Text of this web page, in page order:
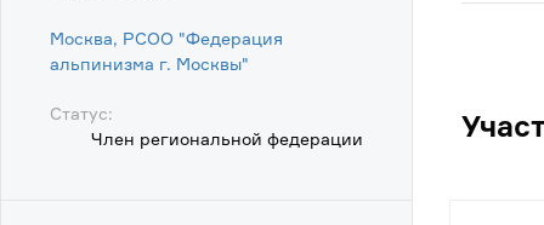
Москва, РСОО "Федерация
альпинизма г. Москвы"
Статус:
Член региональной федерации